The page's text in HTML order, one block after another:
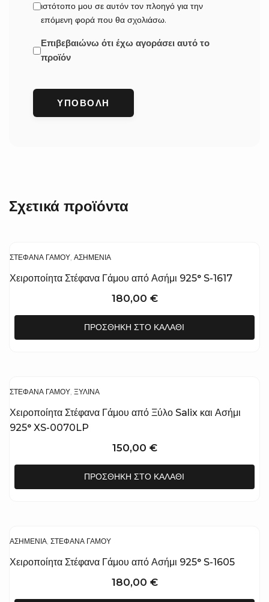
ιστότοπο μου σε αυτόν τον πλοηγό για την
επόμενη φορά που θα σχολιάσω.
Επιβεβαιώνω ότι έχω αγοράσει αυτό το
προϊόν
Σχετικά προϊόντα
ΣΤΈΦΑΝΑ ΓΆΜΟΥ, ΑΣΗΜΈΝΙΑ
Χειροποίητα Στέφανα Γάμου από Ασήμι 925° S-1617
180,00 €
ΠΡΟΣΘΉΚΗ ΣΤΟ ΚΑΛΆΘΙ
ΣΤΈΦΑΝΑ ΓΆΜΟΥ, ΞΎΛΙΝΑ
Χειροποίητα Στέφανα Γάμου από Ξύλο Salix και Ασήμι
925° XS-0070LP
150,00 €
ΠΡΟΣΘΉΚΗ ΣΤΟ ΚΑΛΆΘΙ
ΑΣΗΜΈΝΙΑ, ΣΤΈΦΑΝΑ ΓΆΜΟΥ
Χειροποίητα Στέφανα Γάμου από Ασήμι 925° S-1605
180,00 €